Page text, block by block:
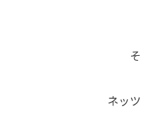
ネッ